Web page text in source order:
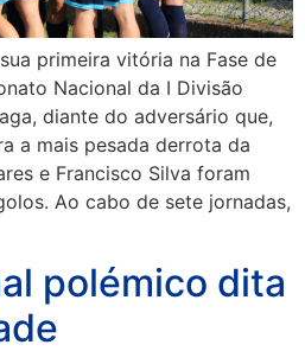
primeira vitória na Fase de
Nacional da I Divisão
diante do adversário que,
a mais pesada derrota da
e Francisco Silva foram
Ao cabo de sete jornadas,
polémico dita